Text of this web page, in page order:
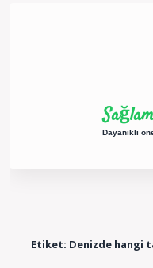
Dayanıklı
Etiket: Denizde hangi